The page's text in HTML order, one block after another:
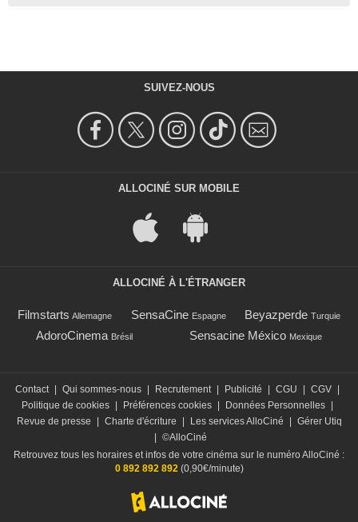
SUIVEZ-NOUS
ALLOCINÉ SUR MOBILE
ALLOCINÉ À L'ÉTRANGER
Filmstarts Allemagne SensaCine Espagne Beyazperde Turquie
AdoroCinema Brésil Sensacine México Mexique
Contact Qui sommes-nous Recrutement Publicité CGU CGV
Politique de cookies
Préférences cookies Données Personnelles
Revue de presse
Charte d'écriture Les services AlloCiné
Gérer Utiq
©AlloCiné
Retrouvez tous les horaires et infos de votre cinéma sur le numéro AlloCiné :
0 892 892 892(0,90€/minute)